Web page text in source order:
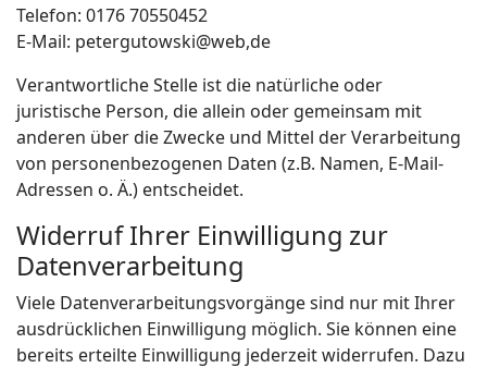
Telefon: 0176 70550452
E-Mail: petergutowski@web,de
Verantwortliche Stelle ist die natürliche oder
juristische Person, die allein oder gemeinsam mit
anderen über die Zwecke und Mittel der Verarbeitung
von personenbezogenen Daten (z.B. Namen, E-Mail-
Adressen o. Ä.) entscheidet.
Widerruf Ihrer Einwilligung zur
Datenverarbeitung
Viele Datenverarbeitungsvorgänge sind nur mit Ihrer
ausdrücklichen Einwilligung möglich. Sie können eine
bereits erteilte Einwilligung jederzeit widerrufen. Dazu